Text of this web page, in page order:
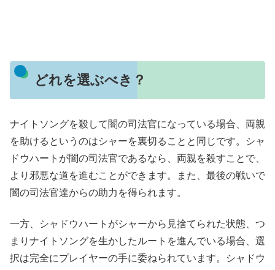
どれを選ぶべき？
ナイトソングを殺して闇の司法官になっている場合、両親
を助けるというのはシャーを裏切ることと同じです。シャ
ドウハートが闇の司法官であるなら、両親を殺すことで、
より邪悪な道を進むことができます。また、最後の戦いで
闇の司法官達からの助力を得られます。
一方、シャドウハートがシャーから見捨てられた状態、つ
まりナイトソングを生かしたルートを進んでいる場合、選
択は完全にプレイヤーの手に委ねられています。シャドウ